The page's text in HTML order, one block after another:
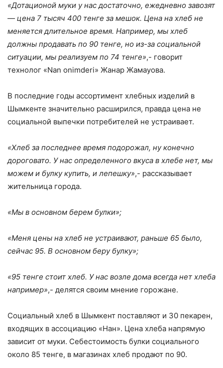
«Дотационой муки у нас достаточно, ежедневно завозят
— цена 7 тысяч 400 тенге за мешок. Цена на хлеб не
меняется длительное время. Например, мы хлеб
должны продавать по 90 тенге, но из-за социальной
ситуации, мы реализуем по 74 тенге»,- говорит
технолог «Nan onimderi» Жанар Жамауова.
В последние годы ассортимент хлебных изделий в
Шымкенте значительно расширился, правда цена не
социальной выпечки потребителей не устраивает.
«Хлеб за последнее время подорожал, ну конечно
дороговато. У нас определенного вкуса в хлебе нет, мы
можем и булку купить, и лепешку»,- рассказывает
жительница города.
«Мы в основном берем булки»;
«Меня цены на хлеб не устраивают, раньше 65 было,
сейчас 95. В основном беру булку»;
«95 тенге стоит хлеб. У нас возле дома всегда нет хлеба
например»,- делятся своим мнение горожане.
Социальный хлеб в Шымкент поставляют и 30 пекарен,
входящих в ассоциацию «Нан». Цена хлеба напрямую
зависит от муки. Себестоимость булки социального
около 85 тенге, в магазинах хлеб продают по 90.